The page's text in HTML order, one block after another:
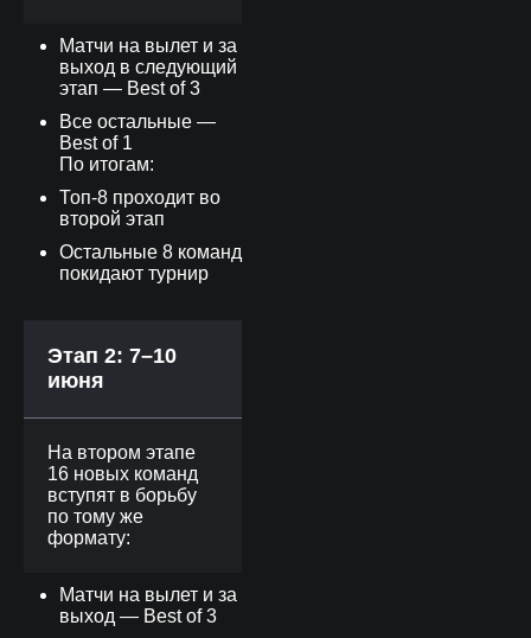
Матчи на вылет и за
выход в следующий
этап — Best of 3
Все остальные —
Best of 1
По итогам:
Топ-8 проходит во
второй этап
Остальные 8 команд
покидают турнир
Этап 2: 7–10
июня
На втором этапе
16 новых команд
вступят в борьбу
по тому же
формату:
Матчи на вылет и за
выход — Best of 3